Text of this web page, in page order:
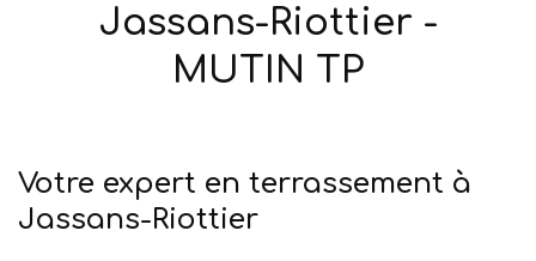
Jassans-Riottier -
MUTIN TP
Votre expert en terrassement à
Jassans-Riottier